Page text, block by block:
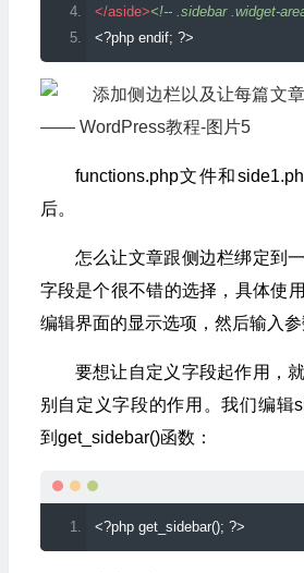
</aside><!-- .sidebar .widget-
<?php endif; ?>
functions.php文件和
后。
怎么让文章跟侧边栏绑定到
字段是个很不错的选择，具体使
编辑界面的显示选项，然后输入参
要想让自定义字段起作用，
别自定义字段的作用。我们编辑
到get_sidebar()函数：
<?php get_sidebar(); ?>